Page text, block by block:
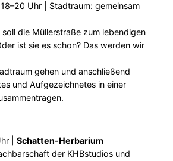
18–20 Uhr | Stadtraum: gemeinsam
soll die Müllerstraße zum lebendigen
ist sie es schon? Das werden wir
gehen und anschließend
und Aufgezeichnetes in einer
| Schatten-Herbarium
der KHBstudios und